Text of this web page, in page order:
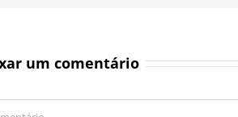
um comentário